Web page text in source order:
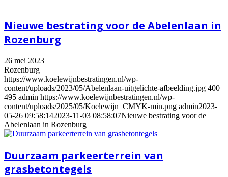
Nieuwe bestrating voor de Abelenlaan in
Rozenburg
26 mei 2023
Rozenburg
https://www.koelewijnbestratingen.nl/wp-
content/uploads/2023/05/Abelenlaan-uitgelichte-afbeelding.jpg 400
495 admin https://www.koelewijnbestratingen.nl/wp-
content/uploads/2025/05/Koelewijn_CMYK-min.png admin2023-
05-26 09:58:142023-11-03 08:58:07Nieuwe bestrating voor de
Abelenlaan in Rozenburg
Duurzaam parkeerterrein van
grasbetontegels